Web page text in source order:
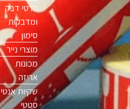
סרטי דבק
ומדבקות
סימון
מוצרי נייר
מכונות
אריזה
שקיות אנטי
סטטי